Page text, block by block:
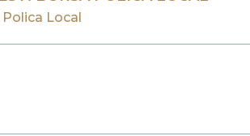
Local